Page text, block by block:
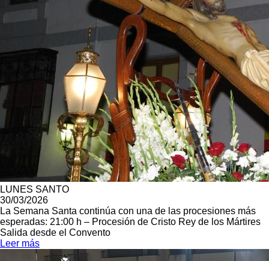
LUNES SANTO
30/03/2026
La Semana Santa continúa con una de las procesiones más
esperadas: 21:00 h – Procesión de Cristo Rey de los Mártires
Salida desde el Convento
Leer más